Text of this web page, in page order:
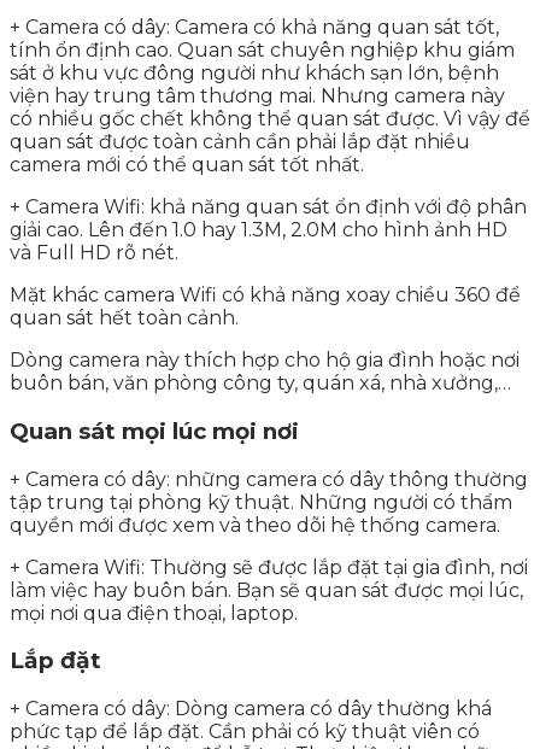
+ Camera có dây: Camera có khả năng quan sát tốt,
tính ổn định cao. Quan sát chuyên nghiệp khu giám
sát ở khu vực đông người như khách sạn lớn, bệnh
viện hay trung tâm thương mai. Nhưng camera này
có nhiều gốc chết không thể quan sát được. Vì vậy để
quan sát được toàn cảnh cần phải lắp đặt nhiều
camera mới có thể quan sát tốt nhất.
+ Camera Wifi: khả năng quan sát ổn định với độ phân
giải cao. Lên đến 1.0 hay 1.3M, 2.0M cho hình ảnh HD
và Full HD rõ nét.
Mặt khác camera Wifi có khả năng xoay chiều 360 để
quan sát hết toàn cảnh.
Dòng camera này thích hợp cho hộ gia đình hoặc nơi
buôn bán, văn phòng công ty, quán xá, nhà xưởng,…
Quan sát mọi lúc mọi nơi
+ Camera có dây: những camera có dây thông thường
tập trung tại phòng kỹ thuật. Những người có thẩm
quyền mới được xem và theo dõi hệ thống camera.
+ Camera Wifi: Thường sẽ được lắp đặt tại gia đình, nơi
làm việc hay buôn bán. Bạn sẽ quan sát được mọi lúc,
mọi nơi qua điện thoại, laptop.
Lắp đặt
+ Camera có dây: Dòng camera có dây thường khá
phức tạp để lắp đặt. Cần phải có kỹ thuật viên có